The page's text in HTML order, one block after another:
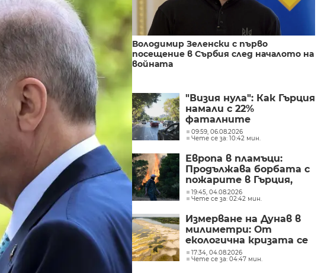
Володимир Зеленски с първо
посещение в Сърбия след началото на
войната
"Визия нула": Как Гърция
намали с 22%
фаталните
катастрофи по
пътищата в страната
09:59, 06.08.2026
Чете се за: 10:42 мин.
Европа в пламъци:
Продължава борбата с
пожарите в Гърция,
Испания и Нидерландия
19:45, 04.08.2026
Чете се за: 02:42 мин.
Измерване на Дунав в
милиметри: От
екологична кризата се
превръща в
икономическа
17:34, 04.08.2026
Чете се за: 04:47 мин.